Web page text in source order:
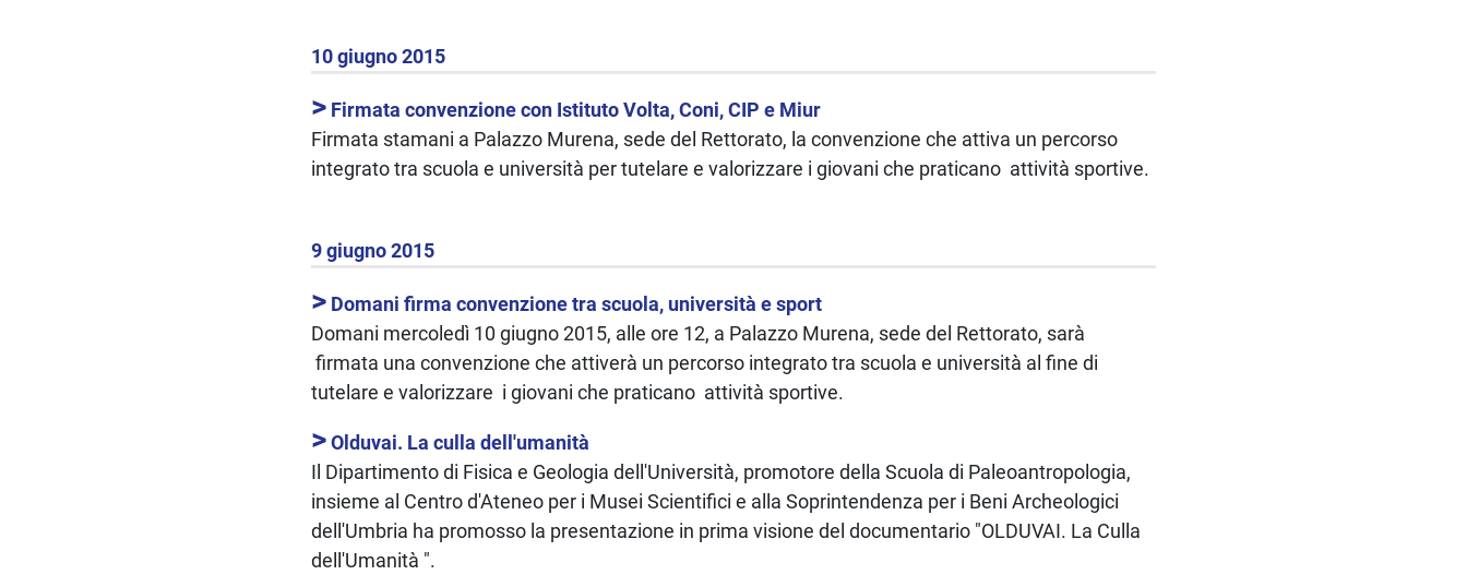
10 giugno 2015
> Firmata convenzione con Istituto Volta, Coni, CIP e Miur
Firmata stamani a Palazzo Murena, sede del Rettorato, la convenzione che attiva un percorso
integrato tra scuola e università per tutelare e valorizzare i giovani che praticano attività sportive.
9 giugno 2015
> Domani firma convenzione tra scuola, università e sport
Domani mercoledì 10 giugno 2015, alle ore 12, a Palazzo Murena, sede del Rettorato, sarà
firmata una convenzione che attiverà un percorso integrato tra scuola e università al fine di
tutelare e valorizzare i giovani che praticano attività sportive.
> Olduvai. La culla dell'umanità
Il Dipartimento di Fisica e Geologia dell'Università, promotore della Scuola di Paleoantropologia,
insieme al Centro d'Ateneo per i Musei Scientifici e alla Soprintendenza per i Beni Archeologici
dell'Umbria ha promosso la presentazione in prima visione del documentario "OLDUVAI. La Culla
dell'Umanità ".